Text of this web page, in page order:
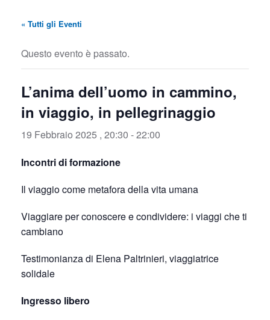
« Tutti gli Eventi
Questo evento è passato.
L’anima dell’uomo in cammino,
in viaggio, in pellegrinaggio
19 Febbraio 2025 , 20:30 -22:00
Incontri di formazione
Il viaggio come metafora della vita umana
Viaggiare per conoscere e condividere: i viaggi che ti
cambiano
Testimonianza di Elena Paltrinieri, viaggiatrice
solidale
Ingresso libero